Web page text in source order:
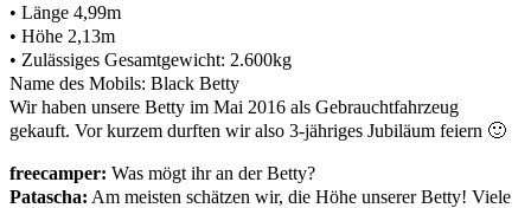
• Länge 4,99m
• Höhe 2,13m
• Zulässiges Gesamtgewicht: 2.600kg
Name des Mobils: Black Betty
Wir haben unsere Betty im Mai 2016 als Gebrauchtfahrzeug
gekauft. Vor kurzem durften wir also 3-jähriges Jubiläum feiern 🙂
freecamper: Was mögt ihr an der Betty?
Patascha: Am meisten schätzen wir, die Höhe unserer Betty! Viele